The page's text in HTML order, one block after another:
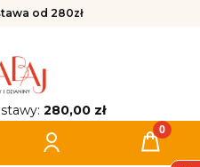
od 280zł
280,00 zł